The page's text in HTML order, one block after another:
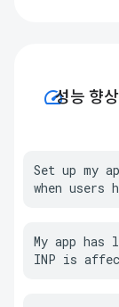
speed성능 향상
Set up my
when users
My app
INP is